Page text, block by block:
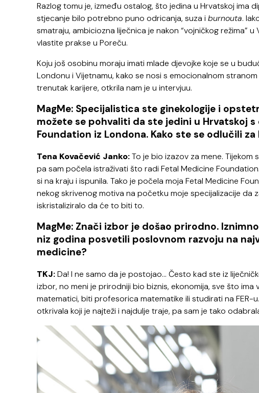
Razlog tomu je, između ostalog, što jedina u Hrvatskoj ima
stjecanje bilo potrebno puno odricanja, suza i burnouta.
smatraju, ambiciozna liječnica je nakon “vojničkog režima”
vlastite prakse u Poreču.
Koju još osobinu moraju imati mlade djevojke koje se u
Londonu i Vijetnamu, kako se nosi s emocionalnom
trenutak karijere, otkrila nam je u intervjuu.
MagMe: Specijalistica ste ginekologije i
možete se pohvaliti da ste jedini u Hrvatskoj
Foundation iz Londona. Kako ste se odlučili
Tena Kovačević Janko:To je bio izazov za mene.
pa sam počela istraživati što radi Fetal Medicine
si na kraju i ispunila. Tako je počela moja Fetal Medicine
nekog skrivenog motiva na početku moje specijalizacije da
iskristaliziralo da će to biti to.
MagMe: Znači izbor je došao prirodno.
niz godina posvetili poslovnom razvoju na
medicine?
TKJ:Da! I ne samo da je postojao… Često kad ste iz
izbor, no meni je prirodniji bio biznis, ekonomija, sve što
matematici, biti profesorica matematike ili studirati na FER-
otkrivala koji je najteži i najdulje traje, pa sam je tako